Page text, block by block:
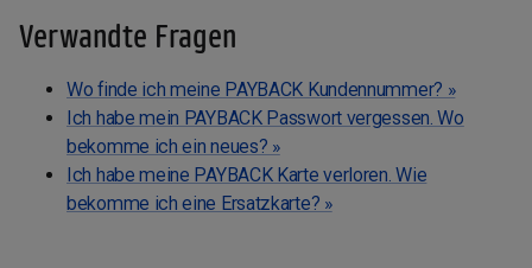
Verwandte Fragen
Wo finde ich meine PAYBACK Kundennummer? »
Ich habe mein PAYBACK Passwort vergessen. Wo
bekomme ich ein neues? »
Ich habe meine PAYBACK Karte verloren. Wie
bekomme ich eine Ersatzkarte? »